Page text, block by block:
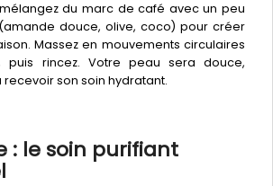
mélangez du marc de café avec un peu
douce, olive, coco) pour créer
Massez en mouvements circulaires
puis rincez. Votre peau sera douce,
son soin hydratant.
: le soin purifiant